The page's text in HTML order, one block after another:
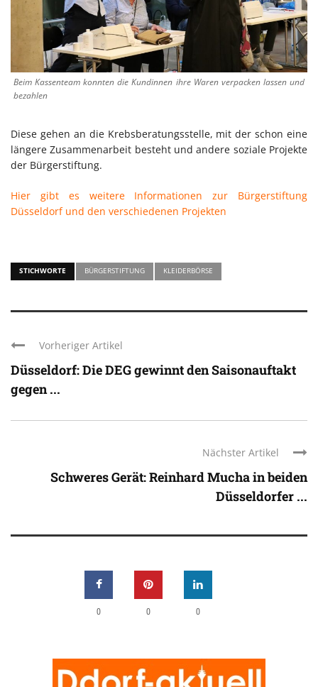
Beim Kassenteam konnten die Kundinnen ihre Waren verpacken lassen und
bezahlen
Diese gehen an die Krebsberatungsstelle, mit der schon eine
längere Zusammenarbeit besteht und andere soziale Projekte
der Bürgerstiftung.
Hier gibt es weitere Informationen zur Bürgerstiftung
Düsseldorf und den verschiedenen Projekten
STICHWORTE BÜRGERSTIFTUNG KLEIDERBÖRSE
Vorheriger Artikel
Düsseldorf: Die DEG gewinnt den Saisonauftakt
gegen ...
Nächster Artikel
Schweres Gerät: Reinhard Mucha in beiden
Düsseldorfer ...
0 0 0